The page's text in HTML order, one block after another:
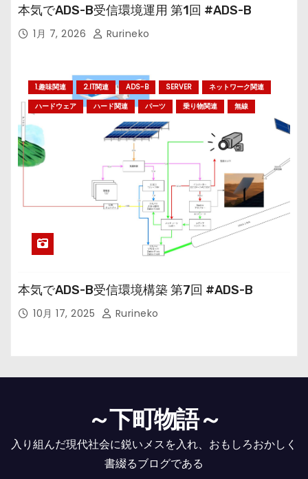
本気でADS-B受信環境運用 第1回 #ADS-B
1月 7, 2026 Rurineko
1.趣味関連 2.IT関連 ADS-B SERVER
ネットワーク関連
ハードウェア
ハード関連 パーツ 乗り物関連 無線
本気でADS-B受信環境構築 第7回 #ADS-B
10月 17, 2025 Rurineko
～下町物語～
入り組んだ現代社会に鋭いメスを入れ、おもしろおかしく
書綴るブログである